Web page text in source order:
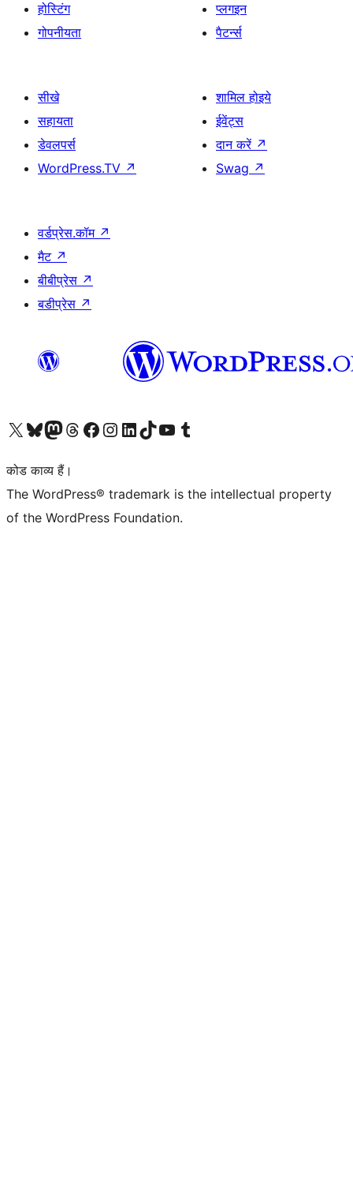
होस्टिंग
गोपनीयता
प्लगइन
पैटर्न्स
सीखे
सहायता
डेवलपर्स
WordPress.TV ↗
शामिल होइये
ईवेंट्स
दान करें ↗
Swag ↗
वर्डप्रेस.कॉम ↗
मैट ↗
बीबीप्रेस ↗
बडीप्रेस ↗
Visit our X (formerly Twitter) account
हमारे बलुस्की खाते पर जाएँVisit our Mastodon account
हमारे थ्रेड्स अकाउंट पर जाएंहमारे फेसबुक पेज पर जाएँहमारे इंस्टाग्राम अकाउंट पर जाएंहमारे लिंक्डइन खाते पर जाएँहमारे टिकटॉक खाते पर जाएँहमारे यूट्यूब चैनल पर जाएंहमारे Tumblr खाते पर जाएँ
कोड काव्य हैं।
The WordPress® trademark is the intellectual property
of the WordPress Foundation.